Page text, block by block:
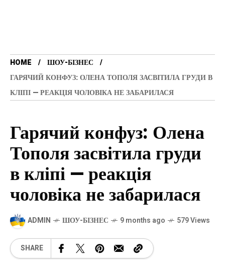
HOME
ШОУ-БІЗНЕС
ГАРЯЧИЙ КОНФУЗ: ОЛЕНА ТОПОЛЯ ЗАСВІТИЛА ГРУДИ В
КЛІПІ — РЕАКЦІЯ ЧОЛОВІКА НЕ ЗАБАРИЛАСЯ
Гарячий конфуз: Олена
Тополя засвітила груди
в кліпі — реакція
чоловіка не забарилася
ADMIN ШОУ-БІЗНЕС 9 months ago 579 Views
SHARE